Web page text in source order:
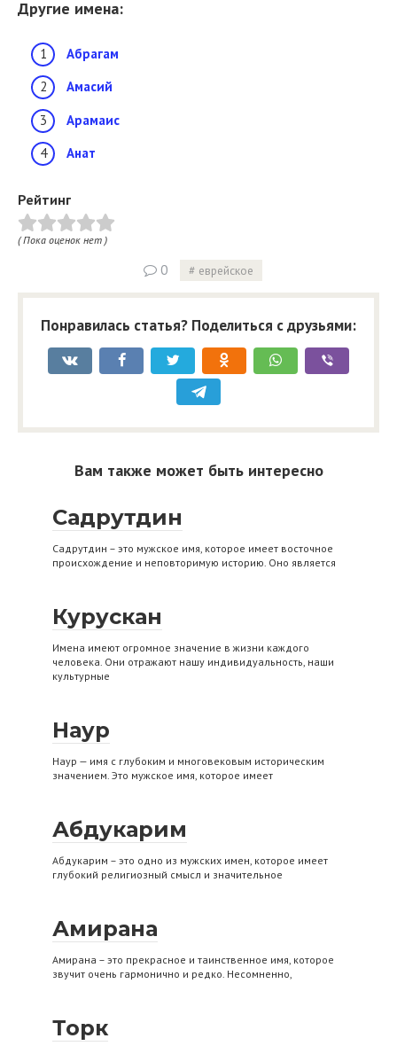
Другие имена:
Абрагам
Амасий
Арамаис
Анат
Рейтинг
( Пока оценок нет )
0 еврейское
Понравилась статья? Поделиться с друзьями:
Вам также может быть интересно
Садрутдин
Садрутдин – это мужское имя, которое имеет восточное
происхождение и неповторимую историю. Оно является
Курускан
Имена имеют огромное значение в жизни каждого
человека. Они отражают нашу индивидуальность, наши
культурные
Наур
Наур — имя с глубоким и многовековым историческим
значением. Это мужское имя, которое имеет
Абдукарим
Абдукарим – это одно из мужских имен, которое имеет
глубокий религиозный смысл и значительное
Амирана
Амирана – это прекрасное и таинственное имя, которое
звучит очень гармонично и редко. Несомненно,
Торк